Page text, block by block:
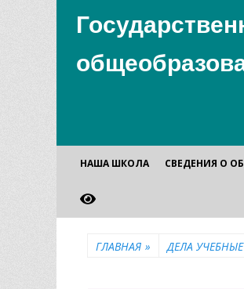
Основное
меню
содержимому
НАША ШКОЛА СВЕДЕНИЯ О
ГЛАВНАЯ » ДЕЛА УЧЕБНЫЕ